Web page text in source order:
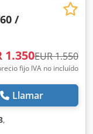
/
1.350EUR 1.550
fijo IVA no incluído
Llamar
,